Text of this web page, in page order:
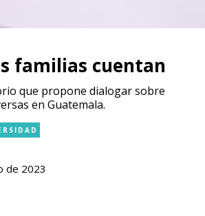
familias cuentan
que propone dialogar sobre
en Guatemala.
de 2023